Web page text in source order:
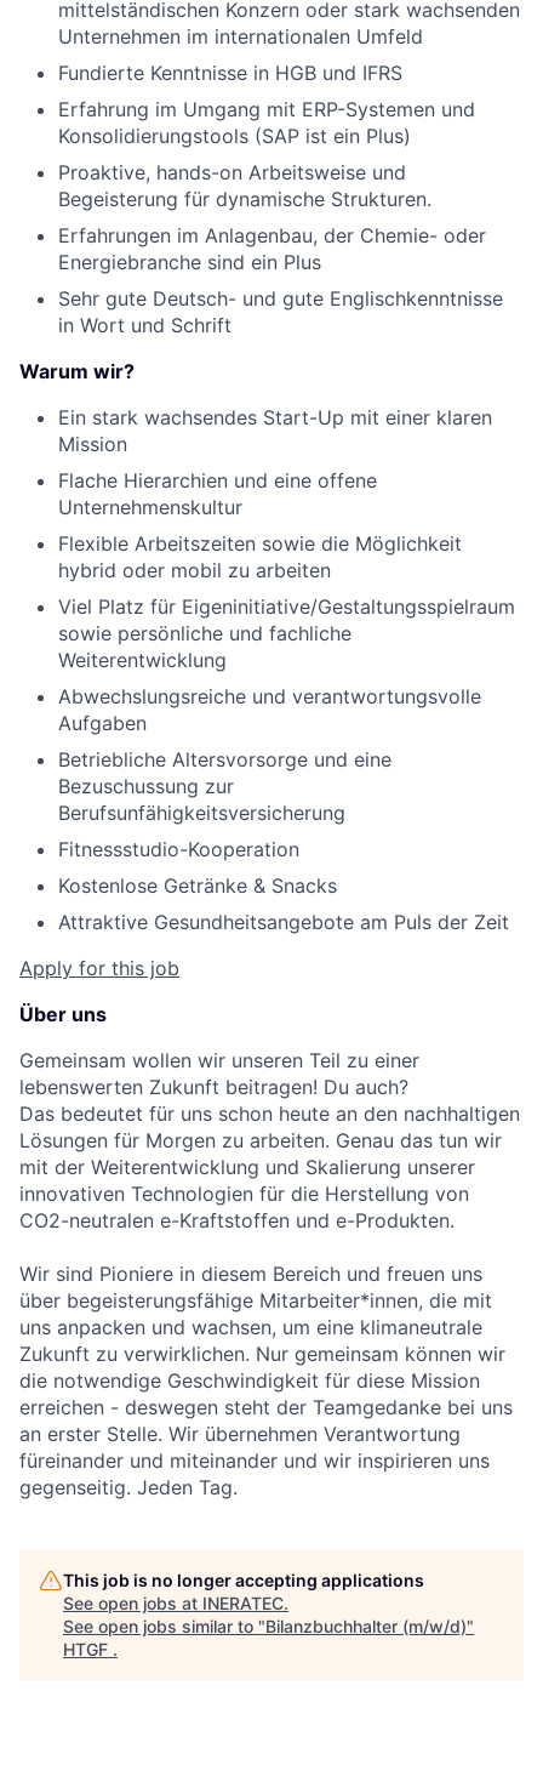
mittelständischen Konzern oder stark wachsenden
Unternehmen im internationalen Umfeld
Fundierte Kenntnisse in HGB und IFRS
Erfahrung im Umgang mit ERP-Systemen und
Konsolidierungstools (SAP ist ein Plus)
Proaktive, hands-on Arbeitsweise und
Begeisterung für dynamische Strukturen.
Erfahrungen im Anlagenbau, der Chemie- oder
Energiebranche sind ein Plus
Sehr gute Deutsch- und gute Englischkenntnisse
in Wort und Schrift
Warum wir?
Ein stark wachsendes Start-Up mit einer klaren
Mission
Flache Hierarchien und eine offene
Unternehmenskultur
Flexible Arbeitszeiten sowie die Möglichkeit
hybrid oder mobil zu arbeiten
Viel Platz für Eigeninitiative/Gestaltungsspielraum
sowie persönliche und fachliche
Weiterentwicklung
Abwechslungsreiche und verantwortungsvolle
Aufgaben
Betriebliche Altersvorsorge und eine
Bezuschussung zur
Berufsunfähigkeitsversicherung
Fitnessstudio-Kooperation
Kostenlose Getränke & Snacks
Attraktive Gesundheitsangebote am Puls der Zeit
Apply for this job
Über uns
Gemeinsam wollen wir unseren Teil zu einer
lebenswerten Zukunft beitragen! Du auch?
Das bedeutet für uns schon heute an den nachhaltigen
Lösungen für Morgen zu arbeiten. Genau das tun wir
mit der Weiterentwicklung und Skalierung unserer
innovativen Technologien für die Herstellung von
CO2-neutralen e-Kraftstoffen und e-Produkten.
Wir sind Pioniere in diesem Bereich und freuen uns
über begeisterungsfähige Mitarbeiter*innen, die mit
uns anpacken und wachsen, um eine klimaneutrale
Zukunft zu verwirklichen. Nur gemeinsam können wir
die notwendige Geschwindigkeit für diese Mission
erreichen - deswegen steht der Teamgedanke bei uns
an erster Stelle. Wir übernehmen Verantwortung
füreinander und miteinander und wir inspirieren uns
gegenseitig. Jeden Tag.
This job is no longer accepting applications
See open jobs at INERATEC.
See open jobs similar to "Bilanzbuchhalter (m/w/d)"
HTGF .